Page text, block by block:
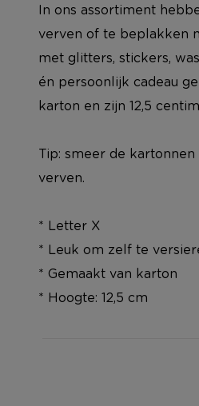
In ons assortiment
verven of te beplakken
met glitters, stickers,
én persoonlijk cadeau
karton en zijn 12,5
Tip: smeer de
verven.
* Letter X
* Leuk om zelf te
* Gemaakt van karton
* Hoogte: 12,5 cm